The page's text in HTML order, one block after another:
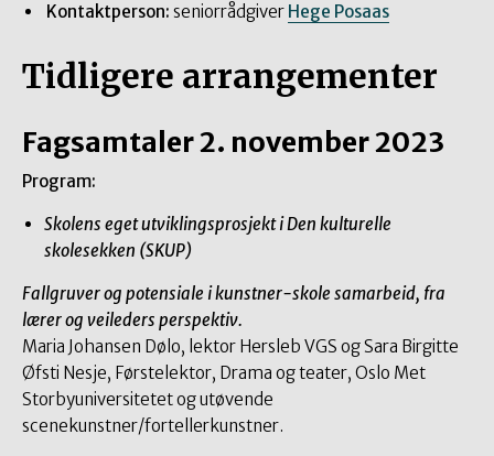
Kontaktperson: seniorrådgiver Hege Posaas
Tidligere arrangementer
Fagsamtaler 2. november 2023
Program:
Skolens eget utviklingsprosjekt i Den kulturelle
skolesekken (SKUP)
Fallgruver og potensiale i kunstner-skole samarbeid, fra
lærer og veileders perspektiv.
Maria Johansen Dølo, lektor Hersleb VGS og Sara Birgitte
Øfsti Nesje, Førstelektor, Drama og teater, Oslo Met
Storbyuniversitetet og utøvende
scenekunstner/fortellerkunstner.